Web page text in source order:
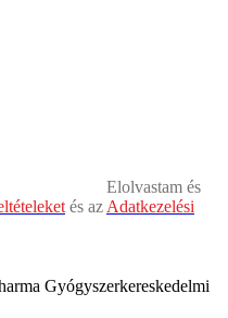
Elolvastam és
és az Adatkezelési
Gyógyszerkereskedelmi